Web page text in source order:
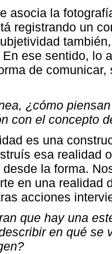
asocia la
registrando un
ese sentido, lo
de
¿cómo
con el concepto
es una
esa realidad
desde la forma.
en una realidad
acciones
que hay una
en qué se